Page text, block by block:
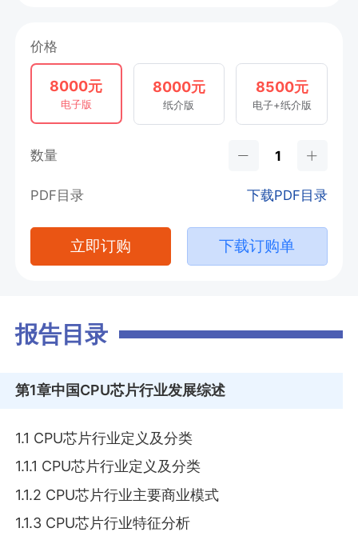
价格
8000元
电子版
8000元
纸介版
8500元
电子+纸介版
数量
PDF目录 下载PDF目录
立即订购 下载订购单
报告目录
第1章中国CPU芯片行业发展综述
1.1 CPU芯片行业定义及分类
1.1.1 CPU芯片行业定义及分类
1.1.2 CPU芯片行业主要商业模式
1.1.3 CPU芯片行业特征分析